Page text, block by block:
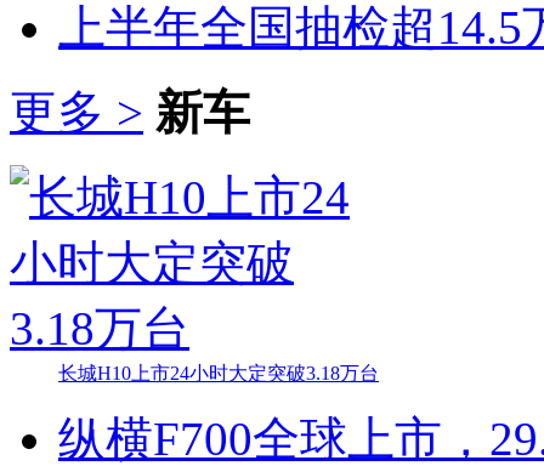
上半年全国抽检超
更多 > 新车
长城H10上市24小时大定突破3.18万台
纵横F700全球上市，